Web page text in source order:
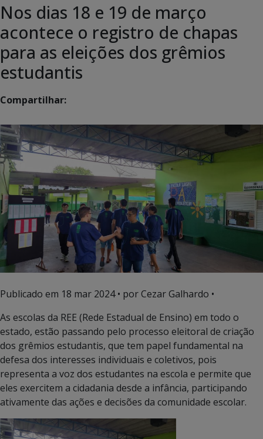
Nos dias 18 e 19 de março
acontece o registro de chapas
para as eleições dos grêmios
estudantis
Compartilhar:
Publicado em 18 mar 2024• por Cezar Galhardo •
As escolas da REE (Rede Estadual de Ensino) em todo o
estado, estão passando pelo processo eleitoral de criação
dos grêmios estudantis, que tem papel fundamental na
defesa dos interesses individuais e coletivos, pois
representa a voz dos estudantes na escola e permite que
eles exercitem a cidadania desde a infância, participando
ativamente das ações e decisões da comunidade escolar.